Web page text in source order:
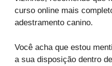
curso online mais
adestramento canino.
Você acha que estou
a sua disposição dentro